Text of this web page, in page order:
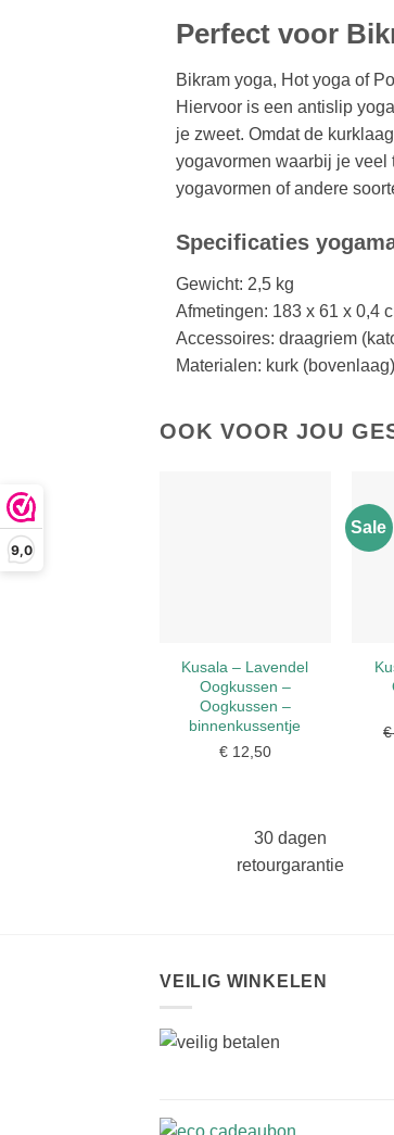
9,0
Perfect voor
Bikram yoga, Hot yoga of
Hiervoor is een antislip
je zweet. Omdat de
yogavormen waarbij je veel
yogavormen of andere
Specificaties
Gewicht: 2,5 kg
Afmetingen: 183 x 61 x 0,4
Accessoires: draagriem
Materialen: kurk
OOK VOOR JOU
Kusala – Lavendel
Oogkussen –
Oogkussen –
binnenkussentje
€12,50
Sale
€
30 dagen
retourgarantie
VEILIG WINKELEN